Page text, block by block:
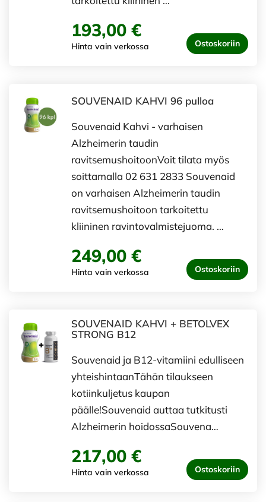
193,00 €
Hinta vain verkossa Ostoskoriin
SOUVENAID KAHVI 96 pulloa
Souvenaid Kahvi - varhaisen
Alzheimerin taudin
ravitsemushoitoonVoit tilata myös
soittamalla 02 631 2833 Souvenaid
on varhaisen Alzheimerin taudin
ravitsemushoitoon tarkoitettu
kliininen ravintovalmistejuoma. …
249,00 €
Hinta vain verkossa Ostoskoriin
SOUVENAID KAHVI + BETOLVEX
STRONG B12
Souvenaid ja B12-vitamiini edulliseen
yhteishintaanTähän tilaukseen
kotiinkuljetus kaupan
päälle!Souvenaid auttaa tutkitusti
Alzheimerin hoidossaSouvena…
217,00 €
Hinta vain verkossa Ostoskoriin